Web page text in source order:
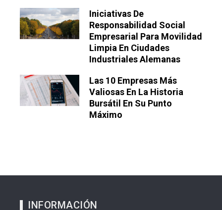
Iniciativas De
Responsabilidad Social
Empresarial Para Movilidad
Limpia En Ciudades
Industriales Alemanas
Las 10 Empresas Más
Valiosas En La Historia
Bursátil En Su Punto
Máximo
INFORMACIÓN